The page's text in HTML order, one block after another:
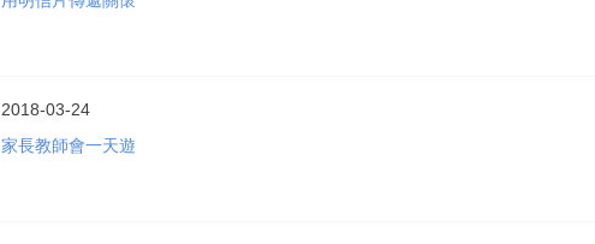
2018-03-24
家長教師會一天遊